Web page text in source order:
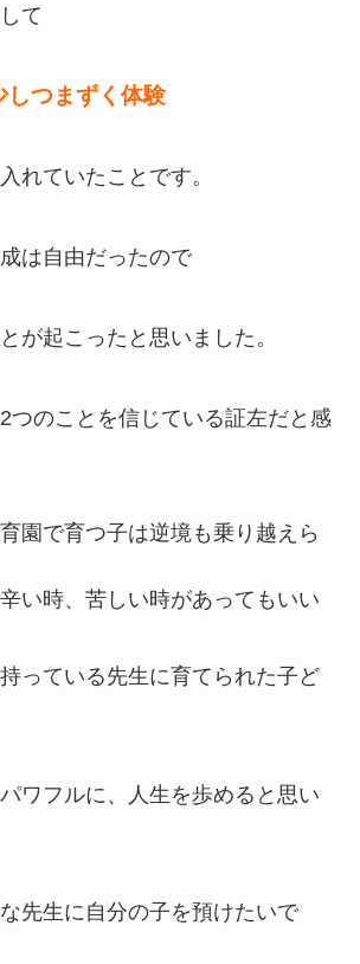
て
しつまずく体験
れていたことです。
は自由だったので
が起こったと思いました。
つのことを信じている証左だと感
園で育つ子は逆境も乗り越えら
い時、苦しい時があってもいい
っている先生に育てられた子ど
ワフルに、人生を歩めると思い
先生に自分の子を預けたいで